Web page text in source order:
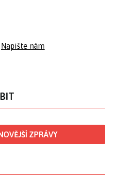
Napište nám
ZPRÁVY